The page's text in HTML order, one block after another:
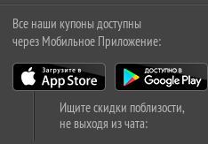
Все наши купоны доступны
через Мобильное Приложение:
Ищите скидки поблизости,
не выходя из чата: